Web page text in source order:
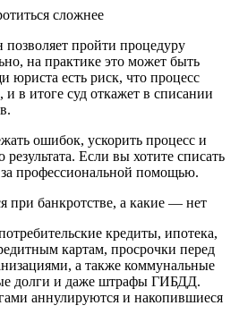
сложнее
позволяет пройти процедуру
на практике это может быть
юриста есть риск, что процесс
и в итоге суд откажет в списании
ошибок, ускорить процесс и
Если вы хотите списать
профессиональной помощью.
при банкротстве, а какие — нет
кредиты, ипотека,
картам, просрочки перед
а также коммунальные
долги и даже штрафы ГИБДД.
аннулируются и накопившиеся